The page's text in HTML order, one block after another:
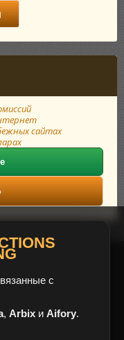
сайтах
с
, Arbix и Aifory.